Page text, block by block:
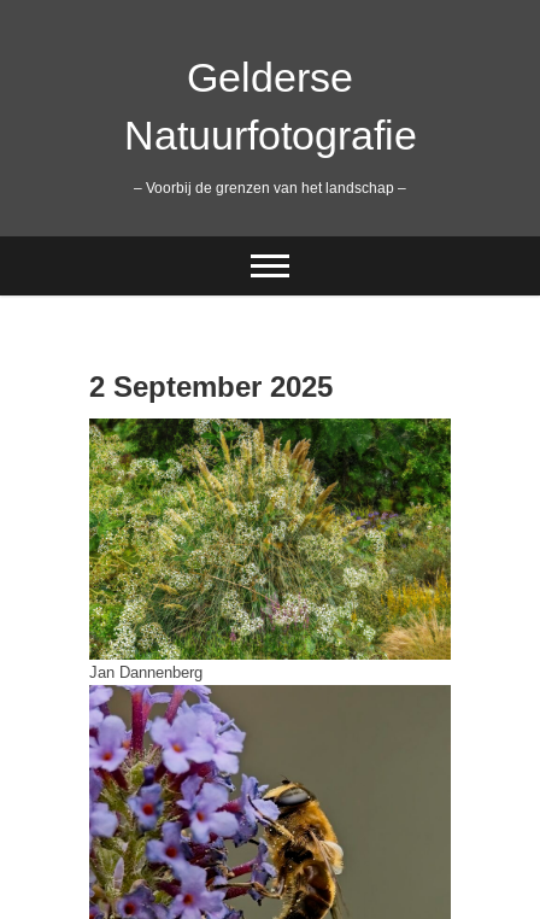
Gelderse
Natuurfotografie
– Voorbij de grenzen van het landschap –
2 September 2025
Jan Dannenberg